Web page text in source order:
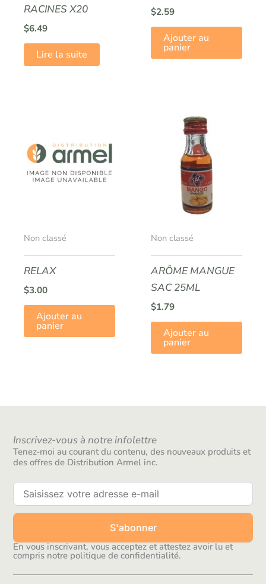
RACINES X20
$6.49
Lire la suite
$2.59
Ajouter au
panier
Non classé
RELAX
$3.00
Ajouter au
panier
Non classé
ARÔME MANGUE
SAC 25ML
$1.79
Ajouter au
panier
Inscrivez-vous à notre infolettre
Tenez-moi au courant du contenu, des nouveaux produits et
des offres de Distribution Armel inc.
S'abonner
En vous inscrivant, vous acceptez et attestez avoir lu et
compris notre politique de confidentialité.